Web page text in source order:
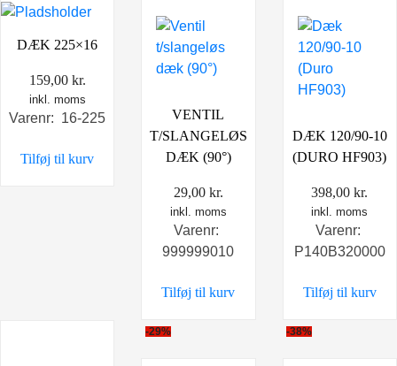
DÆK 225×16
159,00 kr.
inkl. moms
Varenr: 16-225
Tilføj til kurv
VENTIL
T/SLANGELØS
DÆK (90°)
29,00 kr.
inkl. moms
Varenr:
999999010
Tilføj til kurv
DÆK 120/90-10
(DURO HF903)
398,00kr.
inkl. moms
Varenr:
P140B320000
Tilføj til kurv
-29% -38%